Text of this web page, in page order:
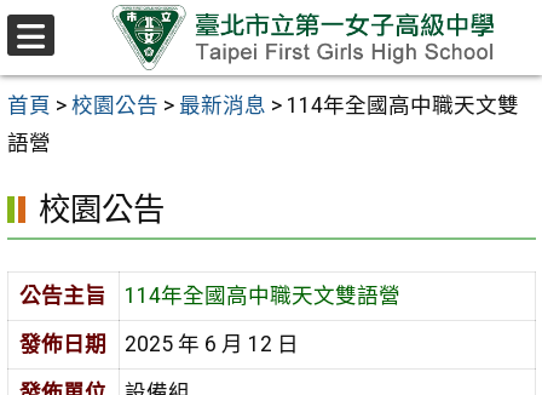
跳至主要內容區
首頁 > 校園公告 > 最新消息 > 114年全國高中職天文雙
語營
校園公告
公告主旨
114年全國高中職天文雙語營
發佈日期
2025 年 6 月 12 日
選
單